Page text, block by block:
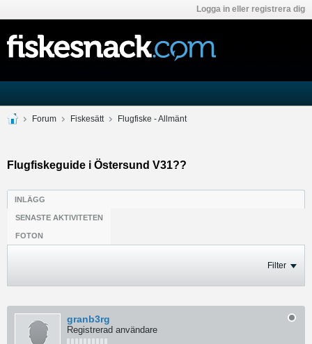
Logga in eller registrera dig
Forum Fiskesätt Flugfiske - Allmänt
Flugfiskeguide i Östersund V31??
INLÄGG
SENASTE AKTIVITETEN
FOTON
Filter
granb3rg
Registrerad användare